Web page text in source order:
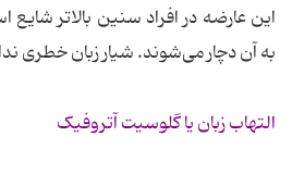
این عارضه در افراد سنین بالاتر
به آن دچار می‌شوند. شیار زبان خطری
التهاب زبان یا گلوسیت آتروفیک